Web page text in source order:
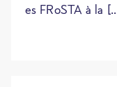
es FRoSTA à la